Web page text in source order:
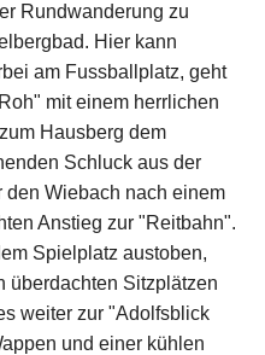
Rundwanderung zu
Hier kann
am Fussballplatz, geht
mit einem herrlichen
Hausberg dem
Schluck aus der
Wiebach nach einem
Anstieg zur "Reitbahn".
Spielplatz austoben,
überdachten Sitzplätzen
weiter zur "Adolfsblick
und einer kühlen